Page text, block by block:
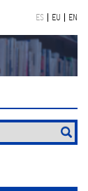
ES EU EN